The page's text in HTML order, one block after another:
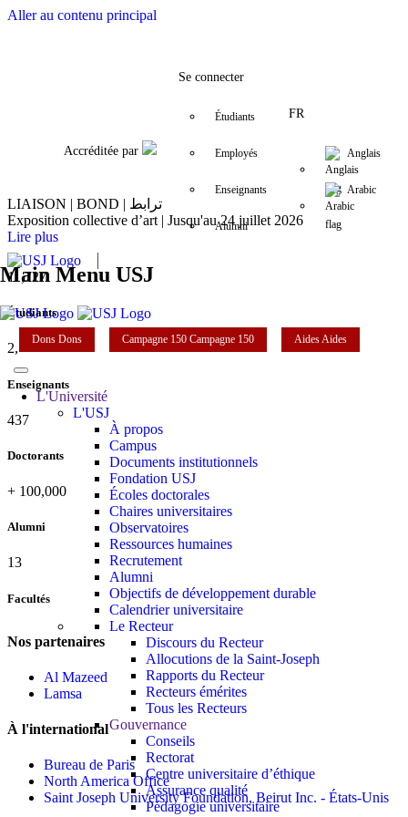
Aller au contenu principal
FacebookTwitter
Accréditée par
Se connecter
Étudiants
Employés
Enseignants
Alumni
FR
Anglais
Arabic
Main Menu USJ
Dons Dons Campagne 150 Campagne 150 AidesAides
L'Université
L'USJ
À propos
Campus
Documents institutionnels
Fondation USJ
Écoles doctorales
Chaires universitaires
Observatoires
Ressources humaines
Recrutement
Alumni
Objectifs de développement durable
Calendrier universitaire
Le Recteur
Discours du Recteur
Allocutions de la Saint-Joseph
Rapports du Recteur
Recteurs émérites
Tous les Recteurs
Gouvernance
Conseils
Rectorat
Centre universitaire d’éthique
Assurance qualité
Pédagogie universitaire
LIAISON | BOND | ترابط
Exposition collective d’art | Jusqu'au 24 juillet 2026
Lire plus
11,727
Étudiants
2,142
Enseignants
437
Doctorants
+ 100,000
Alumni
13
Facultés
Nos partenaires
Al Mazeed
Lamsa
À l'international
Bureau de Paris
North America Office
Saint Joseph University Foundation, Beirut Inc. - États-Unis